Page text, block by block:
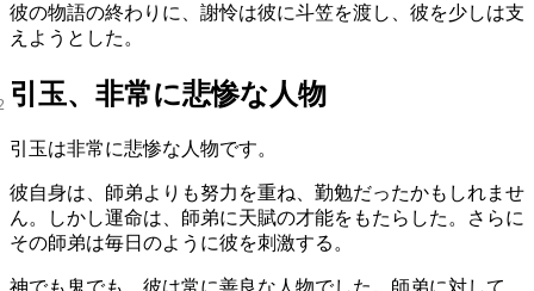
彼の物語の終わりに、謝怜は彼に斗笠を渡し、彼を少しは支
えようとした。
引玉、非常に悲惨な人物
引玉は非常に悲惨な人物です。
彼自身は、師弟よりも努力を重ね、勤勉だったかもしれませ
ん。しかし運命は、師弟に天賦の才能をもたらした。さらに
その師弟は毎日のように彼を刺激する。
神でも鬼でも、彼は常に善良な人物でした。師弟に対して